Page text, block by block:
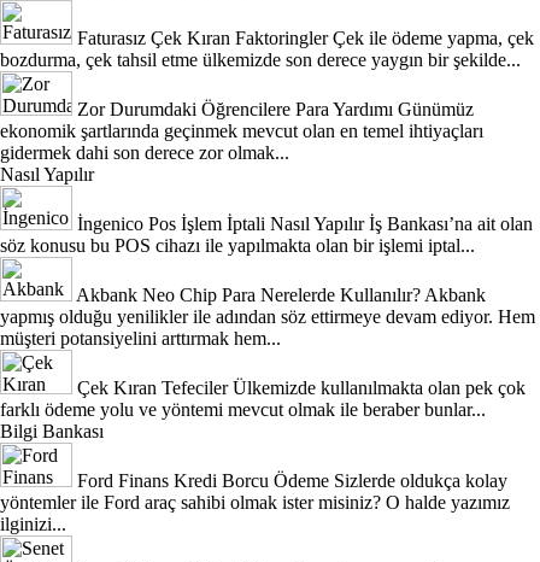
Faturasız Çek Kıran Faktoringler Çek ile ödeme yapma, çek
bozdurma, çek tahsil etme ülkemizde son derece yaygın bir şekilde...
Zor Durumdaki Öğrencilere Para Yardımı Günümüz
ekonomik şartlarında geçinmek mevcut olan en temel ihtiyaçları
gidermek dahi son derece zor olmak...
Nasıl Yapılır
İngenico Pos İşlem İptali Nasıl Yapılır İş Bankası’na ait olan
söz konusu bu POS cihazı ile yapılmakta olan bir işlemi iptal...
Akbank Neo Chip Para Nerelerde Kullanılır? Akbank
yapmış olduğu yenilikler ile adından söz ettirmeye devam ediyor. Hem
müşteri potansiyelini arttırmak hem...
Çek Kıran Tefeciler Ülkemizde kullanılmakta olan pek çok
farklı ödeme yolu ve yöntemi mevcut olmak ile beraber bunlar...
Bilgi Bankası
Ford Finans Kredi Borcu Ödeme Sizlerde oldukça kolay
yöntemler ile Ford araç sahibi olmak ister misiniz? O halde yazımız
ilginizi...